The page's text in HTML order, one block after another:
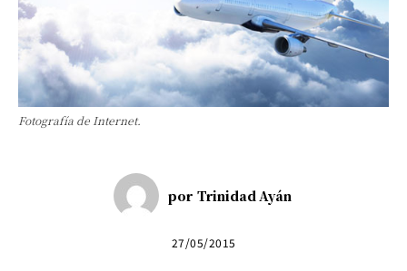
Fotografía de Internet.
por Trinidad Ayán
27/05/2015